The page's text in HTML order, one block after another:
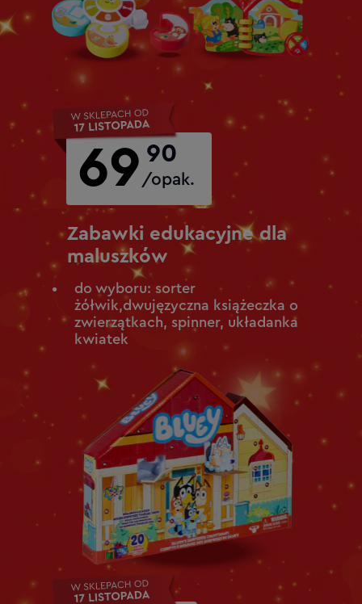
Zabawki edukacyjne dla
maluszków
69 /opak.
do wyboru: sorter
żółwik,dwujęzyczna książeczka o
zwierzątkach, spinner, układanka
kwiatek
90